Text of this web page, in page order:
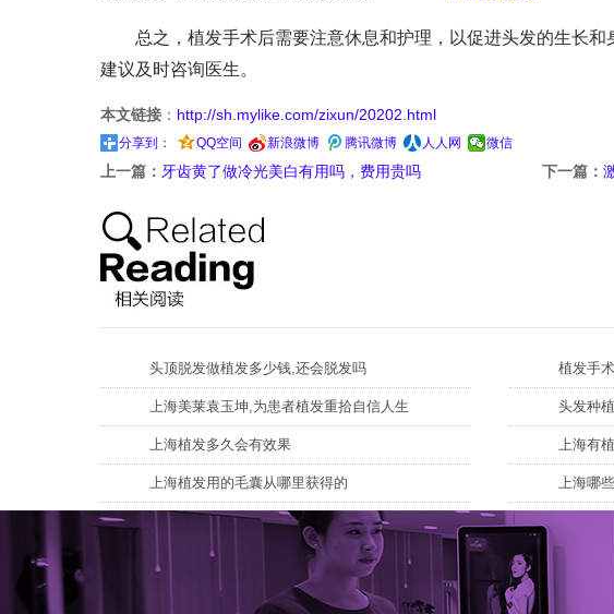
总之，植发手术后需要注意休息和护理，以促进头发的生长和
建议及时咨询医生。
本文链接 ： http://sh.mylike.com/zixun/20202.html
分享到： QQ空间 新浪微博 腾讯微博 人人网 微信
上一篇： 牙齿黄了做冷光美白有用吗，费用贵吗 下一篇：
头顶脱发做植发多少钱,还会脱发吗 植发手
上海美莱袁玉坤,为患者植发重拾自信人生 头发种
上海植发多久会有效果 上海有
上海植发用的毛囊从哪里获得的 上海哪